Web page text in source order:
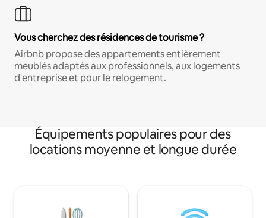
Vous cherchez des résidences de tourisme ?
Airbnb propose des appartements entièrement
meublés adaptés aux professionnels, aux logements
d'entreprise et pour le relogement.
Équipements populaires pour des
locations moyenne et longue durée